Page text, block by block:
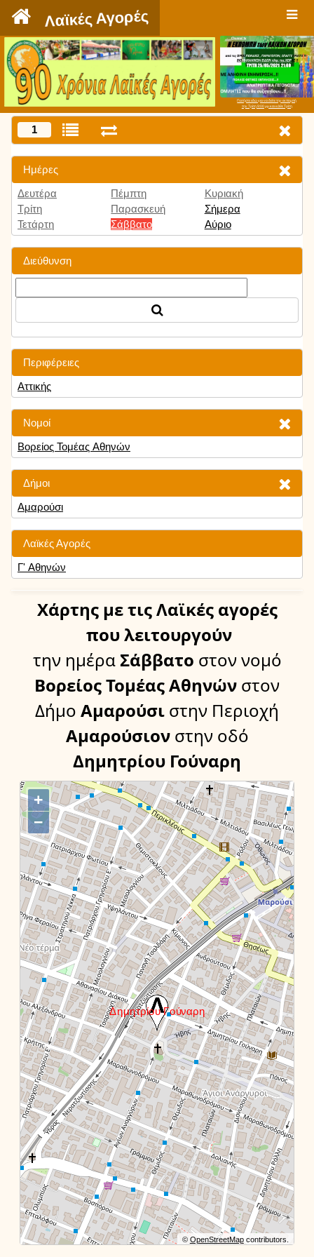
Λαϊκές Αγορές
Πατήστε εδώ για να δείτε την εκπομπή
την Τρίτη 9:00 μμ και κάθε Τρίτη
1
Ημέρες
Δευτέρα
Τρίτη
Τετάρτη
Πέμπτη
Παρασκευή
Σάββατο
Κυριακή
Σήμερα
Αύριο
Διεύθυνση
Περιφέρειες
Αττικής
Νομοί
Βορείος Τομέας Αθηνών
Δήμοι
Αμαρούσι
Λαϊκές Αγορές
Γ' Αθηνών
Χάρτης με τις Λαϊκές αγορές
που λειτουργούν
την ημέραΣάββατο στον νομό
Βορείος Τομέας Αθηνών στον
Δήμο Αμαρούσι στην Περιοχή
Αμαρούσιον στην οδό
Δημητρίου Γούναρη
+
−
© OpenStreetMapcontributors.